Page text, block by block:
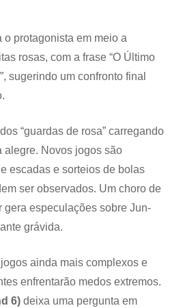
o protagonista em meio a
rosas, com a frase “O Último
sugerindo um confronto final
“guardas de rosa” carregando
alegre. Novos jogos são
escadas e sorteios de bolas
ser observados. Um choro de
gera especulações sobre Jun-
grávida.
ainda mais complexos e
enfrentarão medos extremos.
6) deixa uma pergunta em